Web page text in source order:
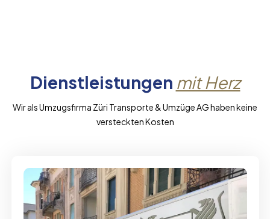
Dienstleistungen mit Herz
Wir als Umzugsfirma Züri Transporte & Umzüge AG haben keine
versteckten Kosten